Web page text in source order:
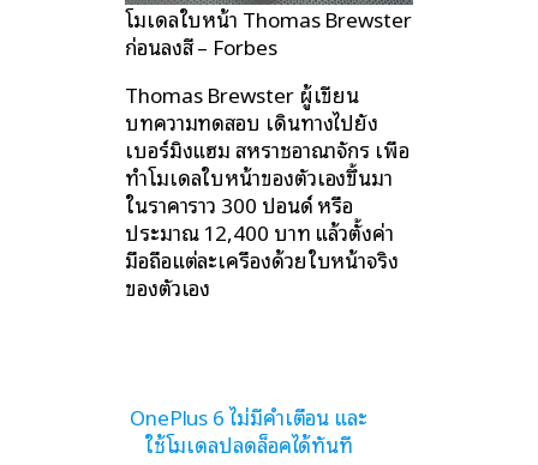
โมเดลใบหน้า Thomas Brewster
ก่อนลงสี – Forbes
Thomas Brewster ผู้เขียน
บทความทดสอบ เดินทางไปยัง
เบอร์มิงแฮม สหราชอาณาจักร เพื่อ
ทำโมเดลใบหน้าของตัวเองขึ้นมา
ในราคาราว 300 ปอนด์ หรือ
ประมาณ 12,400 บาท แล้วตั้งค่า
มือถือแต่ละเครื่องด้วยใบหน้าจริง
ของตัวเอง
OnePlus 6 ไม่มีคำเตือน และ
ใช้โมเดลปลดล็อคได้ทันที